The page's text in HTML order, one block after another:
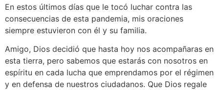
En estos últimos días que le tocó luchar contra las
consecuencias de esta pandemia, mis oraciones
siempre estuvieron con él y su familia.
Amigo, Dios decidió que hasta hoy nos acompañaras en
esta tierra, pero sabemos que estarás con nosotros en
espíritu en cada lucha que emprendamos por el régimen
y en defensa de nuestros ciudadanos. Que Dios regale